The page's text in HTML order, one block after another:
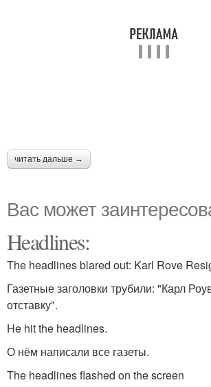
читать дальше →
Вас может
Headlines:
The headlines blared out: Karl Rove
Газетные заголовки трубили: "Карл
отставку".
He hit the headlines.
О нём написали все газеты.
The headlines flashed on the screen